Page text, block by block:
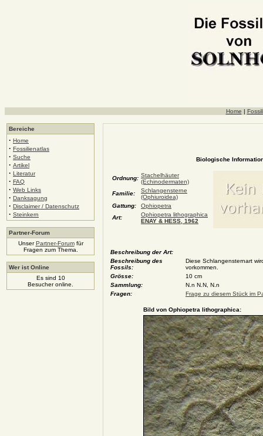
Home |
Bereiche
· Home
· Fossilienatlas
· Suche
· Artikel
· Literatur
· FAQ
· Web Links
· Danksagung
· Disclaimer / Datenschutz
· Steinkern
Partner-Forum
UnserPartner-Forumfür
Fragen zum Thema.
Wer ist Online
Es sind 10
Besucher online.
Biologische
Ordnung: Stachelhäuter
(Echinodermaten)
Familie:
Schlangensterne
(Ophiuroidea)
Gattung:
Ophiopetra
Art:
Ophiopetra lithographica
ENAY & HESS, 1962
Beschreibung der Art:
Beschreibung des
Fossils:
Diese Schlangensternart
vorkommen.
Grösse:
10 cm
Sammlung:
N.n N.N, N.n
Fragen:
Frage zu diesem Stück im
Bild von Ophiopetra lithographica: